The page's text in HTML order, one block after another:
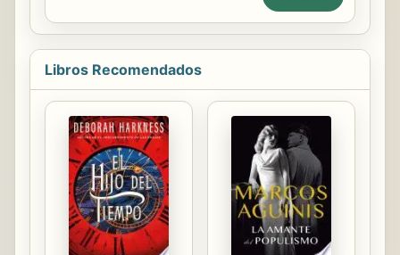
nuestro caso), con el fin de iniciar,
desarrollar o continuar su proyecto
consiste en la toma de una serie de
primera decisión a tomar es la de
definir el producto o servicio en el
que consiste nuestro negocio.
Obviamente, la solución que demos a
esta decisión va a determinar el
planteamiento de muchas de las
decisiones posteriores. Entre...
Libros Recomendados